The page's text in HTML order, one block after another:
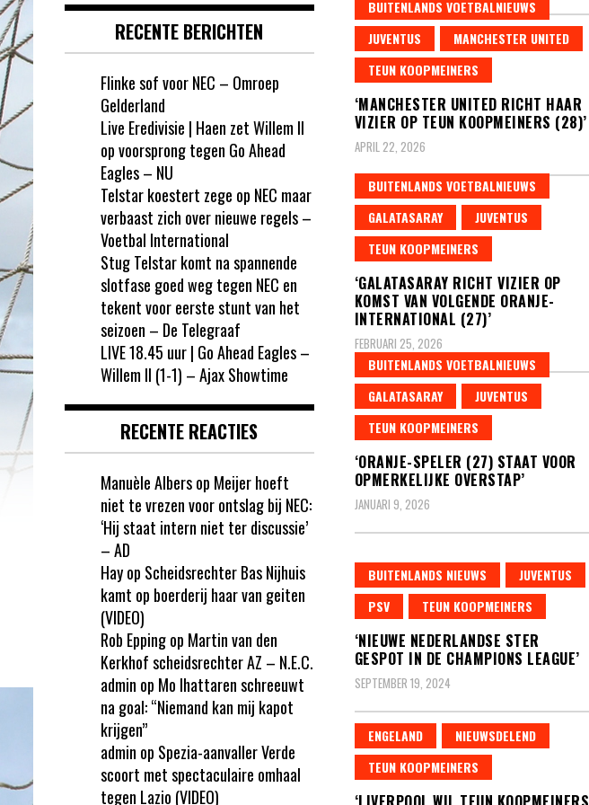
BUITENLANDS VOETBALNIEUWS
JUVENTUS
MANCHESTER UNITED
TEUN KOOPMEINERS
‘MANCHESTER UNITED RICHT HAAR
VIZIER OP TEUN KOOPMEINERS (28)’
APRIL 22, 2026
BUITENLANDS VOETBALNIEUWS
GALATASARAY
JUVENTUS
TEUN KOOPMEINERS
‘GALATASARAY RICHT VIZIER OP
KOMST VAN VOLGENDE ORANJE-
INTERNATIONAL (27)’
FEBRUARI 25, 2026
BUITENLANDS VOETBALNIEUWS
GALATASARAY
JUVENTUS
TEUN KOOPMEINERS
‘ORANJE-SPELER (27) STAAT VOOR
OPMERKELIJKE OVERSTAP’
JANUARI 9, 2026
BUITENLANDS NIEUWS
JUVENTUS
PSV
TEUN KOOPMEINERS
‘NIEUWE NEDERLANDSE STER
GESPOT IN DE CHAMPIONS LEAGUE’
SEPTEMBER 19, 2024
ENGELAND
NIEUWSDELEND
TEUN KOOPMEINERS
RECENTE BERICHTEN
Flinke sof voor NEC – Omroep
Gelderland
Live Eredivisie | Haen zet Willem II
op voorsprong tegen Go Ahead
Eagles – NU
Telstar koestert zege op NEC maar
verbaast zich over nieuwe regels –
Voetbal International
Stug Telstar komt na spannende
slotfase goed weg tegen NEC en
tekent voor eerste stunt van het
seizoen – De Telegraaf
LIVE 18.45 uur | Go Ahead Eagles –
Willem II (1-1) – Ajax Showtime
RECENTE REACTIES
Manuèle Albersop Meijer hoeft
niet te vrezen voor ontslag bij NEC:
‘Hij staat intern niet ter discussie’
– AD
Hayop Scheidsrechter Bas Nijhuis
kamt op boerderij haar van geiten
(VIDEO)
Rob Eppingop Martin van den
Kerkhof scheidsrechter AZ – N.E.C.
admin op Mo Ihattaren schreeuwt
na goal: “Niemand kan mij kapot
krijgen”
admin op Spezia-aanvaller Verde
scoort met spectaculaire omhaal
tegen Lazio (VIDEO)